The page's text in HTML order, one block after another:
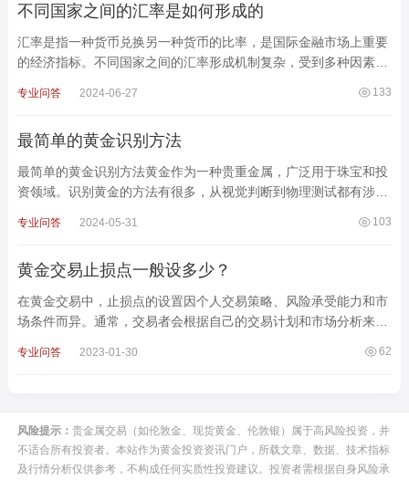
不同国家之间的汇率是如何形成的
汇率是指一种货币兑换另一种货币的比率，是国际金融市场上重要
的经济指标。不同国家之间的汇率形成机制复杂，受到多种因素的
133
专业问答 2024-06-27
最简单的黄金识别方法
最简单的黄金识别方法黄金作为一种贵重金属，广泛用于珠宝和投
资领域。识别黄金的方法有很多，从视觉判断到物理测试都有涉
103
专业问答 2024-05-31
黄金交易止损点一般设多少？
在黄金交易中，止损点的设置因个人交易策略、风险承受能力和市
场条件而异。通常，交易者会根据自己的交易计划和市场分析来确
62
专业问答 2023-01-30
风险提示： 贵金属交易（如伦敦金、现货黄金、伦敦银）属于高风险投资，并
不适合所有投资者。本站作为黄金投资资讯门户，所载文章、数据、技术指标
及行情分析仅供参考，不构成任何实质性投资建议。投资者需根据自身风险承